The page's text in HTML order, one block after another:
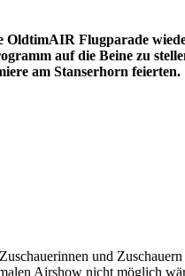
OldtimAIR Flugparade
auf die Beine zu
am Stanserhorn feierten.
und
Airshow nicht möglich